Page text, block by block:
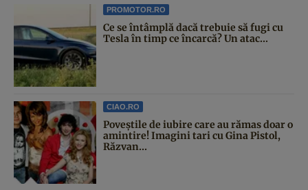
PROMOTOR.RO
Ce se întâmplă dacă trebuie să fugi cu
Tesla în timp ce încarcă? Un atac...
CIAO.RO
Poveştile de iubire care au rămas doar o
amintire! Imagini tari cu Gina Pistol,
Răzvan...